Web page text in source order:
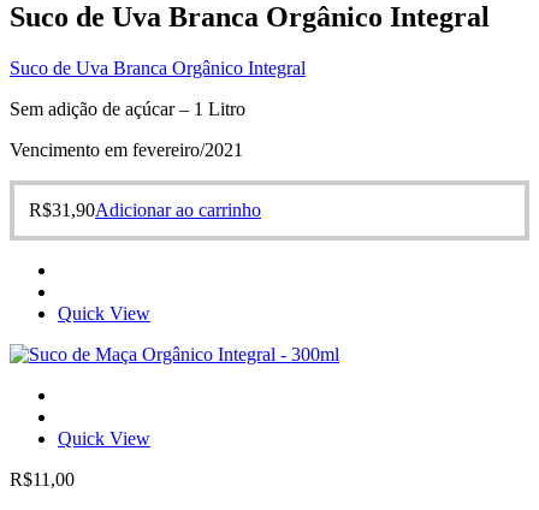
Suco de Uva Branca Orgânico Integral
Suco de Uva Branca Orgânico Integral
Sem adição de açúcar – 1 Litro
Vencimento em fevereiro/2021
R$31,90Adicionar ao carrinho
Quick View
Quick View
R$11,00